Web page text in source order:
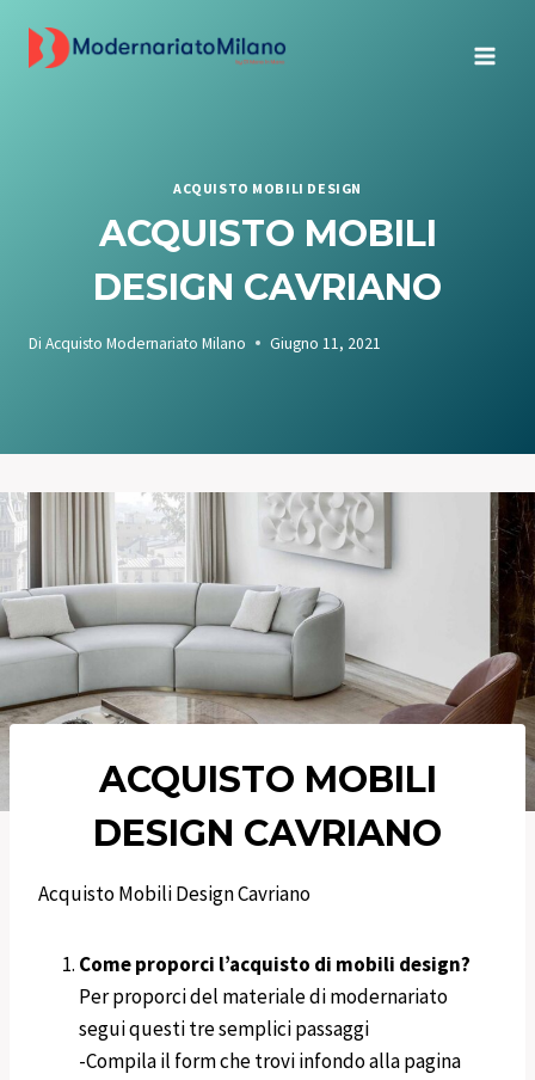
ACQUISTO MOBILI DESIGN
ACQUISTO MOBILI
DESIGN CAVRIANO
Di Acquisto Modernariato Milano Giugno 11, 2021
ACQUISTO MOBILI
DESIGN CAVRIANO
Acquisto Mobili Design Cavriano
Come proporci l’acquisto di mobili design?
Per proporci del materiale di modernariato
segui questi tre semplici passaggi
-Compila il form che trovi infondo alla pagina